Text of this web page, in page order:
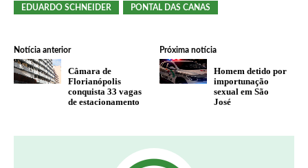
EDUARDO SCHNEIDER PONTAL DAS CANAS
Notícia anterior
Câmara de
Florianópolis
conquista 33 vagas
de estacionamento
Próxima notícia
Homem detido por
importunação
sexual em São
José